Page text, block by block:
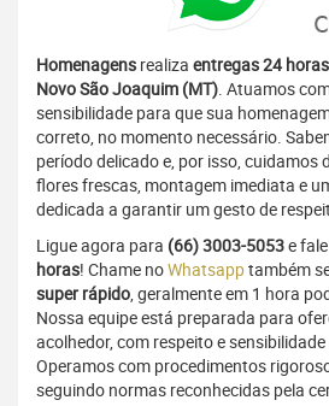
Homenagens realiza entregas 24
Novo São Joaquim (MT). Atuamos
sensibilidade para que sua
correto, no momento necessário.
período delicado e, por isso, cuidamos
flores frescas, montagem imediata e
dedicada a garantir um gesto de
Ligue agora para (66) 3003-5053e
horas! Chame noWhatsapptambém
super rápido, geralmente em 1 hora
Nossa equipe está preparada para
acolhedor, com respeito e
Operamos com procedimentos
seguindo normas reconhecidas pela